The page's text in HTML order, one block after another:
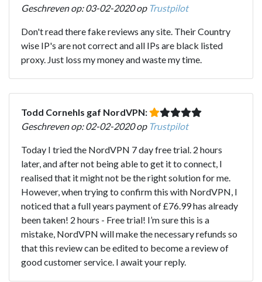
Geschreven op: 03-02-2020 op Trustpilot
Don't read there fake reviews any site. Their Country
wise IP's are not correct and all IPs are black listed
proxy. Just loss my money and waste my time.
Todd Cornehls gaf NordVPN:
Geschreven op: 02-02-2020 op Trustpilot
Today I tried the NordVPN 7 day free trial. 2 hours
later, and after not being able to get it to connect, I
realised that it might not be the right solution for me.
However, when trying to confirm this with NordVPN, I
noticed that a full years payment of £76.99 has already
been taken! 2 hours - Free trial! I’m sure this is a
mistake, NordVPN will make the necessary refunds so
that this review can be edited to become a review of
good customer service. I await your reply.